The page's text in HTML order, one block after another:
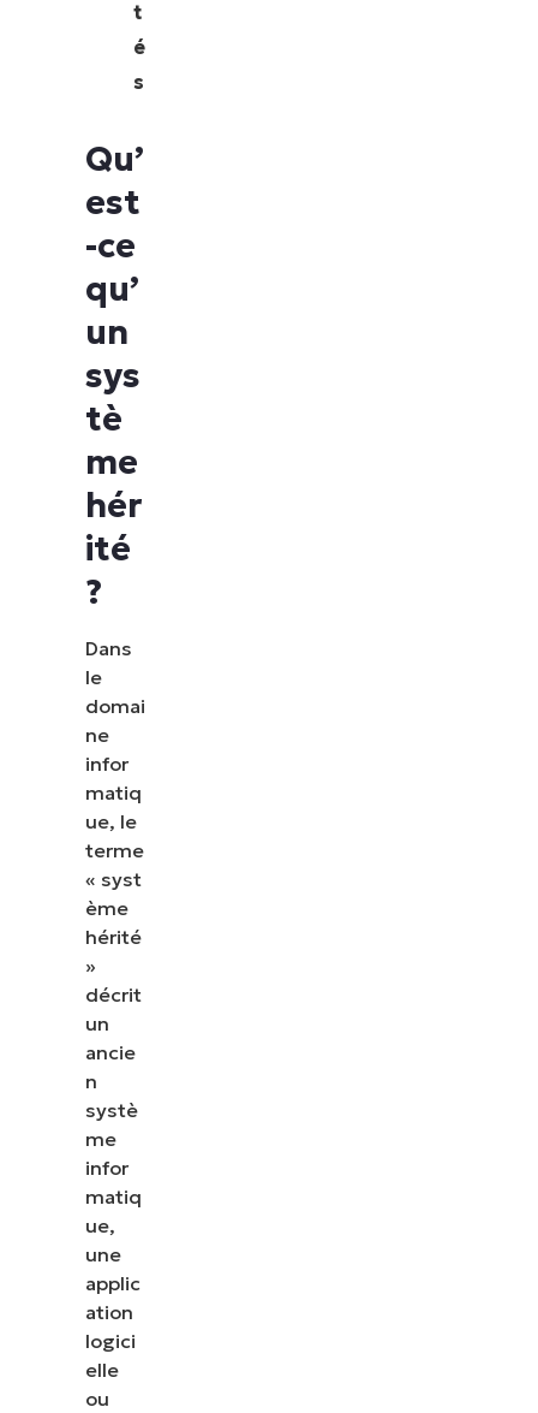
t
é
s
Qu’
est
-ce
qu’
un
sys
tè
me
hér
ité
?
Dans
le
domai
ne
infor
matiq
ue, le
terme
« syst
ème
hérité
»
décrit
un
ancie
n
systè
me
infor
matiq
ue,
une
applic
ation
logici
elle
ou
Parcourez nos démonstrations à la demande pour
NinjaOne simplifie les tâches informatiques telles
terminaux, les correctifs, le MDM, la gestion des